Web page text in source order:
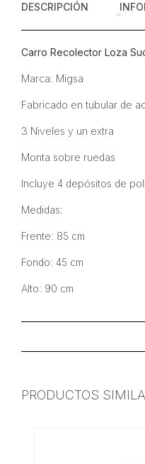
DESCRIPCIÓN
Carro Recolector Loza
Marca: Migsa
Fabricado en tubular de
3 Niveles y un extra
Monta sobre ruedas
Incluye 4 depósitos de
Medidas:
Frente: 85 cm
Fondo: 45 cm
Alto: 90 cm
PRODUCTOS